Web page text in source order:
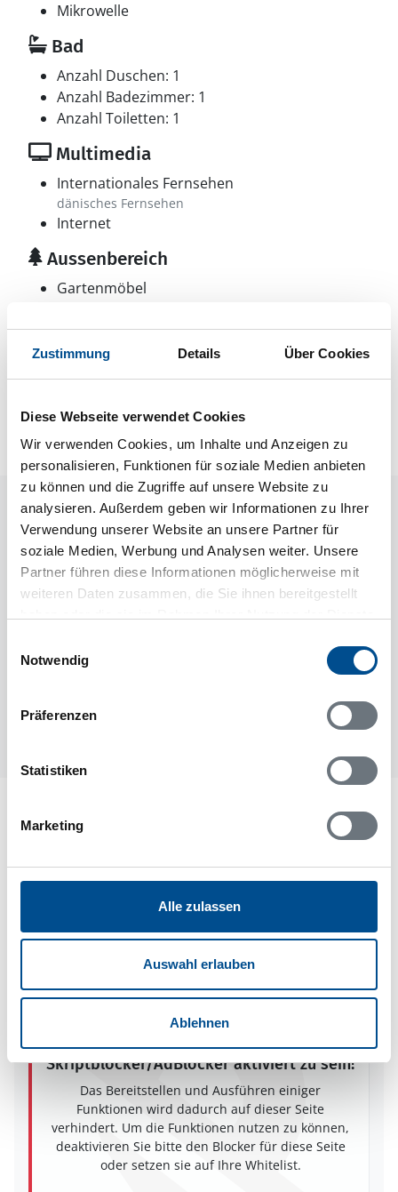
Zustimmung Details Über Cookies
Diese Webseite verwendet Cookies
Wir verwenden Cookies, um Inhalte und Anzeigen zu
personalisieren, Funktionen für soziale Medien anbieten
zu können und die Zugriffe auf unsere Website zu
analysieren. Außerdem geben wir Informationen zu Ihrer
Verwendung unserer Website an unsere Partner für
soziale Medien, Werbung und Analysen weiter. Unsere
Partner führen diese Informationen möglicherweise mit
weiteren Daten zusammen, die Sie ihnen bereitgestellt
Notwendig
Präferenzen
Statistiken
Marketing
Alle zulassen
Auswahl erlauben
Ablehnen
Mikrowelle
Bad
Anzahl Duschen: 1
Anzahl Badezimmer: 1
Anzahl Toiletten: 1
Multimedia
Internationales Fernsehen
dänisches Fernsehen
Internet
Aussenbereich
Gartenmöbel
Neben- und Verbrauchskosten
nächsten Schritt im Buchungsformular.
Raumaufteilung
Ferienhaus 65814
76017 Blidö
In Ihrem Browser scheint ein
Skriptblocker/AdBlocker aktiviert zu sein!
Das Bereitstellen und Ausführen einiger
Funktionen wird dadurch auf dieser Seite
verhindert. Um die Funktionen nutzen zu können,
deaktivieren Sie bitte den Blocker für diese Seite
oder setzen sie auf Ihre Whitelist.